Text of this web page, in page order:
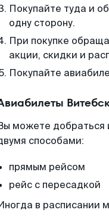
Покупайте туда и
одну сторону.
При покупке
акции, скидки и
Покупайте
можете добраться
способами:
прямым рейсом
рейс с пересадкой
в расписании